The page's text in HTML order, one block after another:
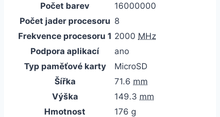
Počet barev
16000000
Počet jader procesoru 8
Frekvence procesoru 1 2000 MHz
Podpora aplikací
ano
Typ paměťové karty
MicroSD
Šířka
71.6 mm
Výška
149.3 mm
Hmotnost
176 g